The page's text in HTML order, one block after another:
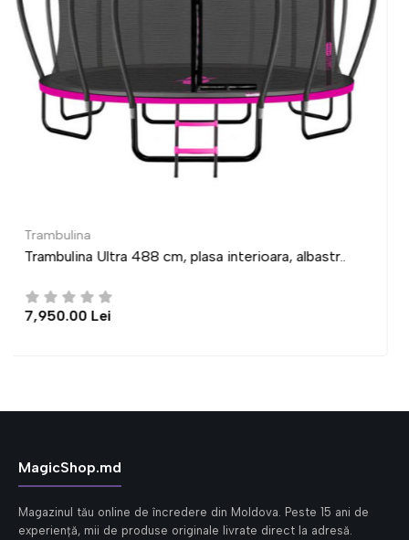
Trambulina Ultra 435 cm, plasa interioara,
MagicShop.md
Magazinul tău online de încredere din Moldova. Peste 15 ani de
experiență, mii de produse originale livrate direct la adresă.